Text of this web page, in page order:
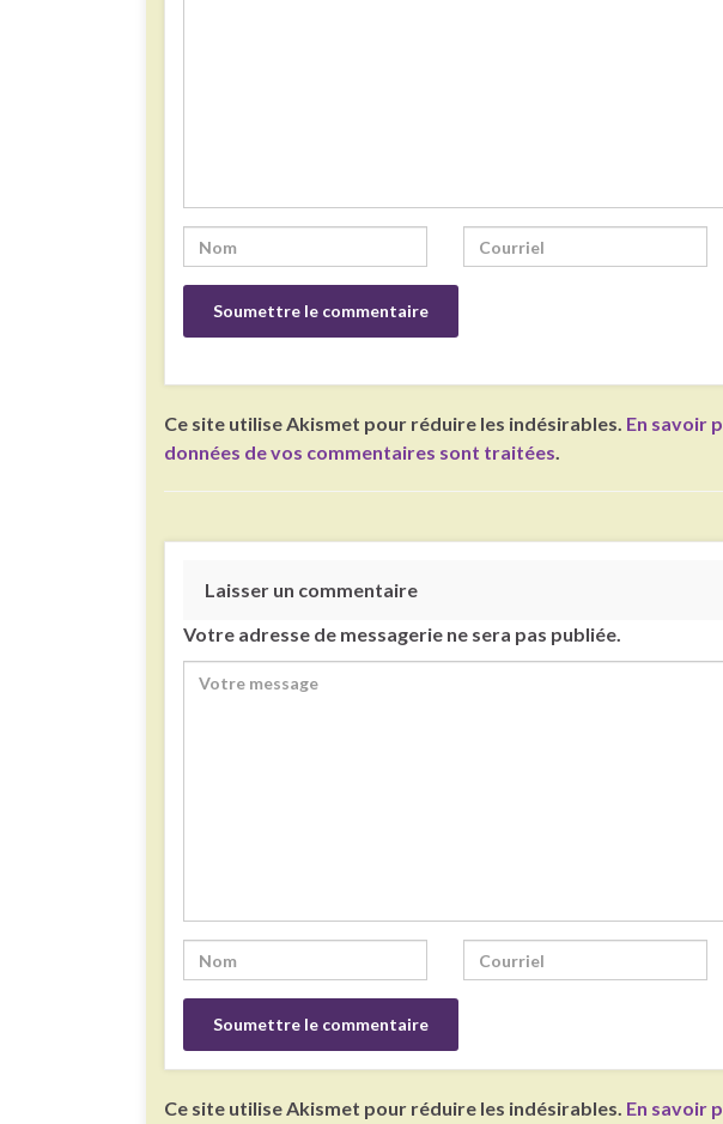
Ce site utilise Akismet pour réduire les indésirables. En savoir
données de vos commentaires sont traitées.
Laisser un commentaire
Votre adresse de messagerie ne sera pas publiée.
Ce site utilise Akismet pour réduire les indésirables. En savoir